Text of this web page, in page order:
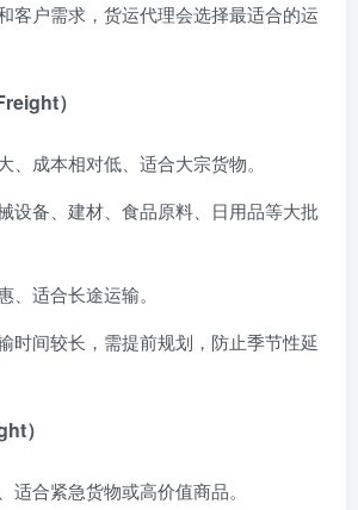
客户需求，货运代理会选择最适合的运
）
、成本相对低、适合大宗货物。
设备、建材、食品原料、日用品等大批
、适合长途运输。
时间较长，需提前规划，防止季节性延
）
适合紧急货物或高价值商品。